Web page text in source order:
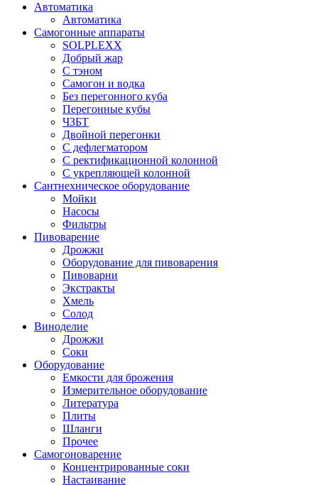
Автоматика
Автоматика
Самогонные аппараты
SOLPLEXX
Добрый жар
С тэном
Самогон и водка
Без перегонного куба
Перегонные кубы
ЧЗБТ
Двойной перегонки
С дефлегматором
С ректификационной колонной
С укрепляющей колонной
Сантнехническое оборудование
Мойки
Насосы
Фильтры
Пивоварение
Дрожжи
Оборудование для пивоварения
Пивоварни
Экстракты
Хмель
Солод
Виноделие
Дрожжи
Соки
Оборудование
Емкости для брожения
Измерительное оборудование
Литература
Плиты
Шланги
Прочее
Самогоноварение
Концентрированные соки
Настаивание